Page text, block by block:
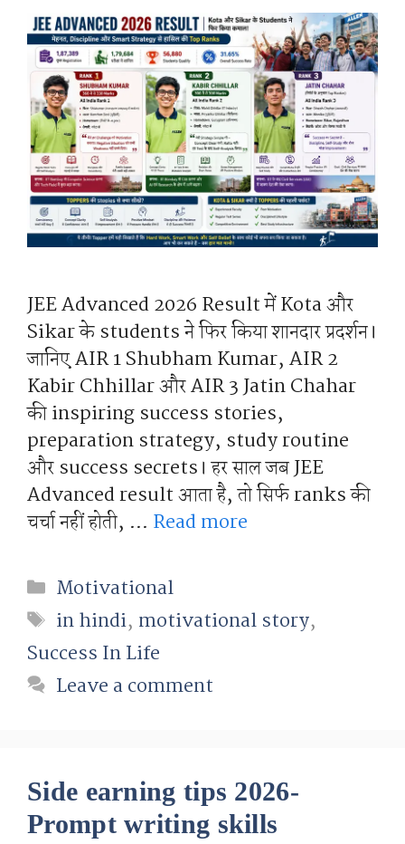
JEE Advanced 2026 Result में Kota और
Sikar के students ने फिर किया शानदार प्रदर्शन।
जानिए AIR 1 Shubham Kumar, AIR 2
Kabir Chhillar और AIR 3 Jatin Chahar
की inspiring success stories,
preparation strategy, study routine
और success secrets। हर साल जब JEE
Advanced result आता है, तो सिर्फ ranks की
चर्चा नहीं होती, … Read more
Categories
Motivational
Tags
in hindi, motivational story,
Success In Life
Leave a comment
Side earning tips 2026-
Prompt writing skills